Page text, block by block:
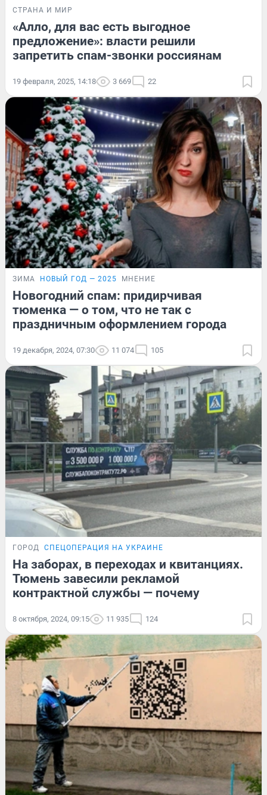
СТРАНА И МИР
«Алло, для вас есть выгодное
предложение»: власти решили
запретить спам-звонки россиянам
19 февраля, 2025, 14:18 3 669 22
ЗИМА НОВЫЙ ГОД — 2025 МНЕНИЕ
Новогодний спам: придирчивая
тюменка — о том, что не так с
праздничным оформлением города
19 декабря, 2024, 07:30 11 074 105
ГОРОД СПЕЦОПЕРАЦИЯ НА УКРАИНЕ
На заборах, в переходах и квитанциях.
Тюмень завесили рекламой
контрактной службы — почему
8 октября, 2024, 09:15 11 935 124